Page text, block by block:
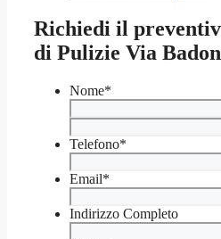
Richiedi il
di Pulizie Via
Nome*
Telefono*
Email*
Indirizzo Completo